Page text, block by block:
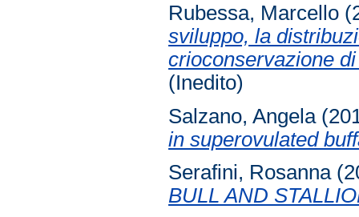
Rubessa, Marcello
sviluppo, la
crioconservazione
(Inedito)
Salzano, Angela
in superovulated
Serafini, Rosanna
BULL AND